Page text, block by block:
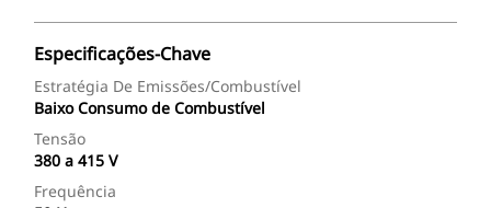
Especificações-Chave
Estratégia De Emissões/Combustível
Baixo Consumo de Combustível
Tensão
380 a 415 V
Frequência